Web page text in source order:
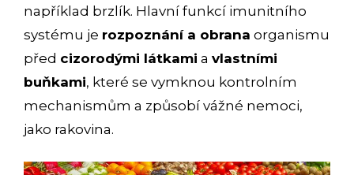
například brzlík. Hlavní funkcí imunitního
systému je rozpoznání a obrana organismu
před cizorodými látkami a vlastními
buňkami, které se vymknou kontrolním
mechanismům a způsobí vážné nemoci,
jako rakovina.